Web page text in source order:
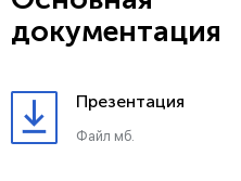
документация
Презентация
Файл мб.